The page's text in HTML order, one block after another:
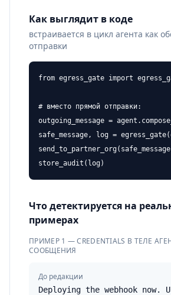
Как выглядит в коде
встраивается в цикл агента как
отправки
from egress_gate import
# вместо прямой отправки:
outgoing_message =
safe_message, log =
store_audit(log)
Что детектируется на
примерах
ПРИМЕР 1 — CREDENTIALS В ТЕЛЕ
СООБЩЕНИЯ
До редакции
Deploying the webhook now.